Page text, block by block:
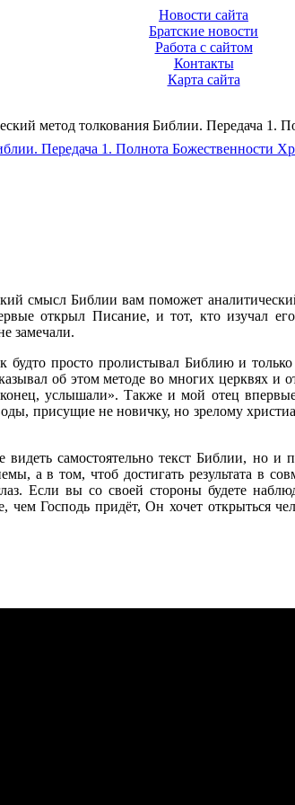
Новости сайта
Братские новости
Работа с сайтом
Контакты
Карта сайта
метод толкования Библии. Передача 1.
Передача 1. Полнота Божественности
смысл Библии вам поможет
открыл Писание, и тот, кто изучал
замечали.
будто просто пролистывал Библию и
об этом методе во многих церквях
услышали». Также и мой отец
присущие не новичку, но зрелому
самостоятельно текст Библии, но
а в том, чтоб достигать результата в
Если вы со своей стороны будете
чем Господь придёт, Он хочет открыться